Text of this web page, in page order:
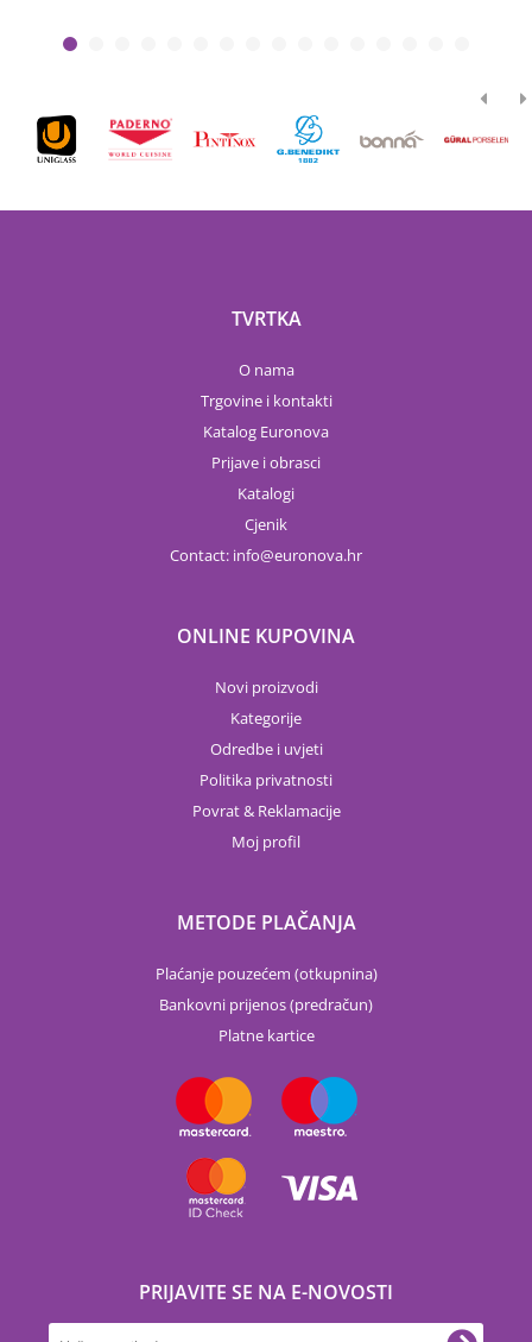
TVRTKA
O nama
Trgovine i kontakti
Katalog Euronova
Prijave i obrasci
Katalogi
Cjenik
Contact: info euronova.hr
ONLINE KUPOVINA
Novi proizvodi
Kategorije
Odredbe i uvjeti
Politika privatnosti
Povrat & Reklamacije
Moj profil
METODE PLAČANJA
Plaćanje pouzećem (otkupnina)
Bankovni prijenos (predračun)
Platne kartice
PRIJAVITE SE NA E-NOVOSTI